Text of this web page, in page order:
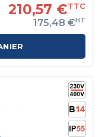
210,57 €TTC
175,48 €HT